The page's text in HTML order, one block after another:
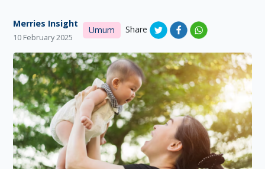
Merries Insight
10 February 2025
Umum Share